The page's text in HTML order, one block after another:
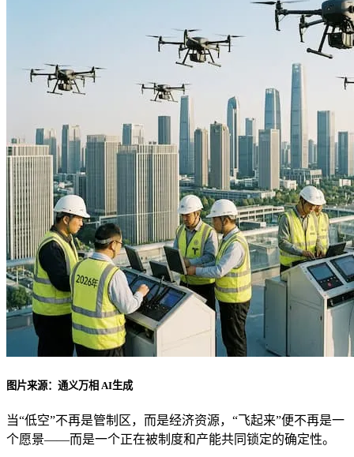
图片来源：通义万相 AI生成
当“低空”不再是管制区，而是经济资源，“飞起来”便不再是一
个愿景——而是一个正在被制度和产能共同锁定的确定性。